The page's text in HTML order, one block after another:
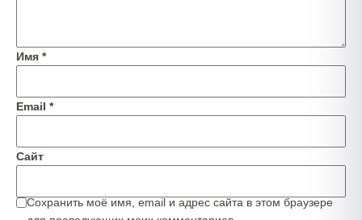
Имя *
Email *
Сайт
Сохранить моё имя, email и адрес сайта в этом браузере